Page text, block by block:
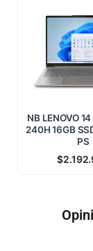
NB LENOVO
240H 16GB
PS
$